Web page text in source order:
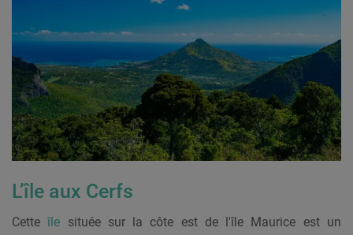
L’île aux Cerfs
Cetteîle située sur la côte est de l'île Maurice est un